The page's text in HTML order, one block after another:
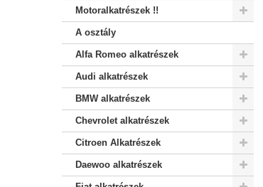
Motoralkatrészek !!
A osztály
Alfa Romeo alkatrészek
Audi alkatrészek
BMW alkatrészek
Chevrolet alkatrészek
Citroen Alkatrészek
Daewoo alkatrészek